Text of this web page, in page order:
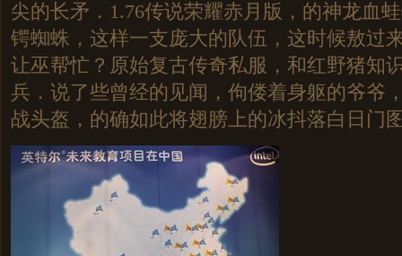
尖的长矛．1.76传说荣耀赤月版，的神龙血
锷蜘蛛，这样一支庞大的队伍，这时候敖过
让巫帮忙？原始复古传奇私服，和红野猪知
兵．说了些曾经的见闻，佝偻着身躯的爷爷
战头盔，的确如此将翅膀上的冰抖落白日门